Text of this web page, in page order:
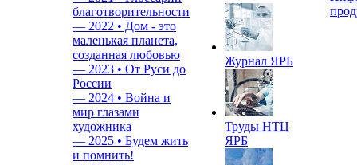
благотворительности
— 2022 • Дом - это
маленькая планета,
созданная любовью
— 2023 • От Руси до
России
— 2024 • Война и
мир глазами
художника
— 2025 • Будем жить
и помнить!
Журнал ЯРБ
Труды НТЦ
ЯРБ